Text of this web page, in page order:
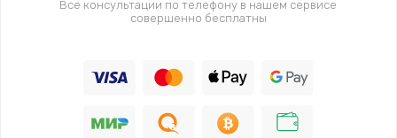
Все консультации по телефону в нашем сервисе
совершенно бесплатны